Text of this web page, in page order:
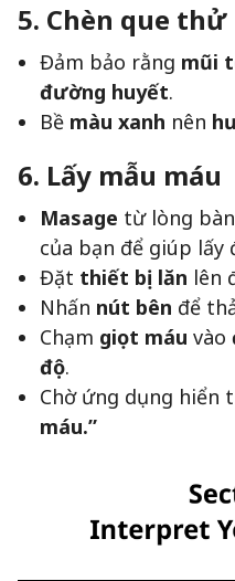
5. Chèn que thử
Đảm bảo rằng mũi
đường huyết.
Bề màu xanh nên
6. Lấy mẫu máu
Masage từ lòng
của bạn để giúp lấy
Đặt thiết bị lăn lên
Nhấn nút bên để
Chạm giọt máu vào
độ.
Chờ ứng dụng hiển
máu.”